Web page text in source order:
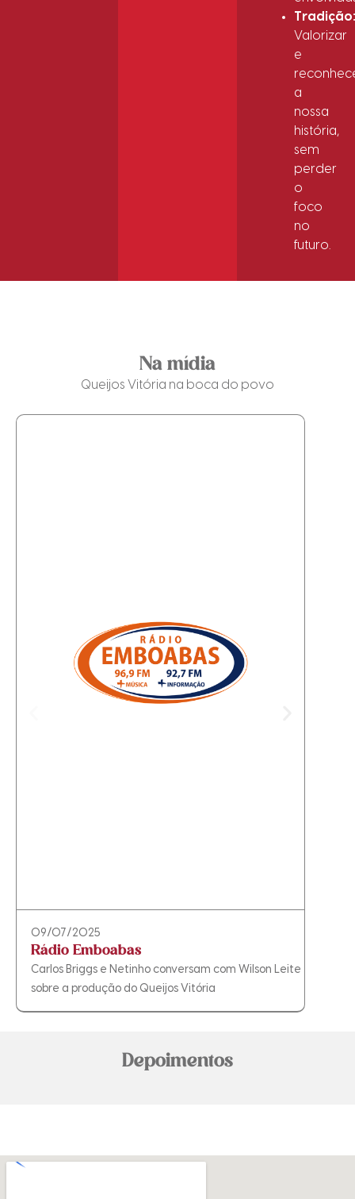
Tradição:
Valorizar
e
a
nossa
história,
sem
perder
o
foco
no
futuro.
Na mídia
Queijos Vitória na boca do povo
09/07/2025
Rádio Emboabas
Carlos Briggs e Netinho conversam com Wilson Leite
sobre a produção do Queijos Vitória
Depoimentos